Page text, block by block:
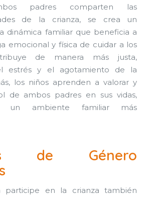
padres comparten las
de la crianza, se crea un
dinámica familiar que beneficia a
emocional y física de cuidar a los
de manera más justa,
estrés y el agotamiento de la
los niños aprenden a valorar y
de ambos padres en sus vidas,
un ambiente familiar más
de Género
participe en la crianza también